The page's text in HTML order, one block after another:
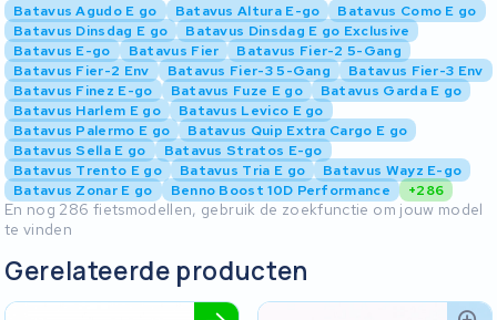
Batavus Agudo E go Batavus Altura E-go
Batavus Como E go
Batavus Dinsdag E go
Batavus Dinsdag E go Exclusive
Batavus E-go
Batavus Fier
Batavus Fier-2 5-Gang
Batavus Fier-2 Env
Batavus Fier-3 5-Gang
Batavus Fier-3 Env
Batavus Finez E-go
Batavus Fuze E go
Batavus Garda E go
Batavus Harlem E go
Batavus Levico E go
Batavus Palermo E go
Batavus Quip Extra Cargo E go
Batavus Sella E go
Batavus Stratos E-go
Batavus Trento E go
Batavus Tria E go
Batavus Wayz E-go
Batavus Zonar E go
Benno Boost 10D Performance +286
En nog 286 fietsmodellen, gebruik de zoekfunctie om jouw model
te vinden
Gerelateerde producten